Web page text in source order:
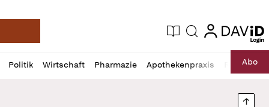
Deutsche Apotheker Zeitung
Aktuelle Ausgabe
Suche login
login
Politik Wirtschaft Pharmazie Apothekenpraxis RechtAbo
Profil
öffnen
Daz
Pur